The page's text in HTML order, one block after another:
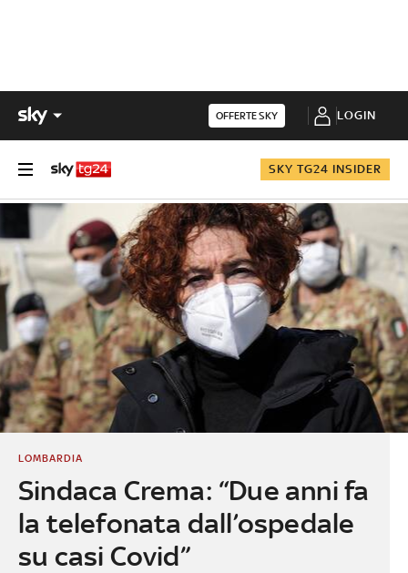
OFFERTE SKY LOGIN
SKY TG24 INSIDER
Sindaca Crema: “Due anni fa
la telefonata dall’ospedale
su casi Covid”
LOMBARDIA